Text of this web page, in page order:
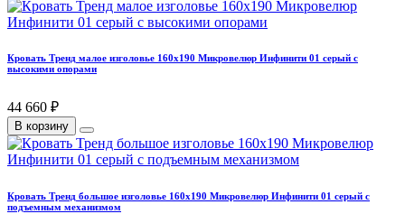
Кровать Тренд малое изголовье 160х190 Микровелюр Инфинити 01 серый с
высокими опорами
44 660 ₽
В корзину
Кровать Тренд большое изголовье 160х190 Микровелюр Инфинити 01 серый с
подъемным механизмом